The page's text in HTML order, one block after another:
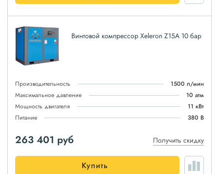
Винтовой компрессор Xeleron Z15A 10 бар
Производительность
1500 л/мин
Максимальное давление
10 атм
Мощность двигателя
11 кВт
Питание
380 В
263 401 руб Получить скидку
Купить